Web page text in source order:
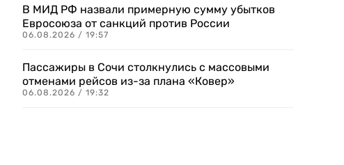
В МИД РФ назвали примерную сумму убытков
Евросоюза от санкций против России
06.08.2026 / 19:57
Пассажиры в Сочи столкнулись с массовыми
отменами рейсов из-за плана «Ковер»
06.08.2026 / 19:32